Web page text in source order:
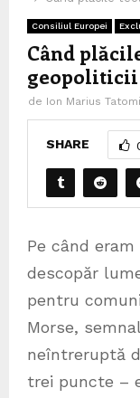
Consiliul Europei
Când
geopoliticii
de Ion Marius
SHARE
Pe când
descopăr
pentru
Morse,
neîntreruptă
trei puncte –